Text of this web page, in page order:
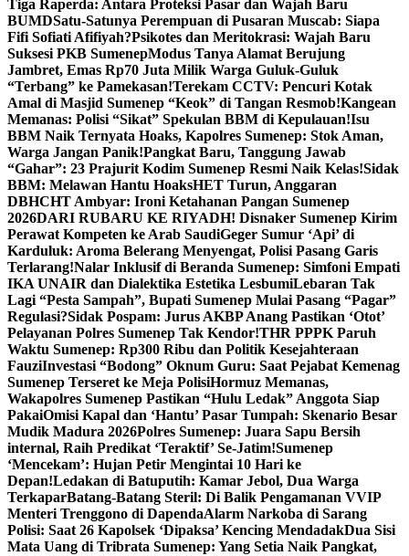
Tiga Raperda: Antara Proteksi Pasar dan Wajah Baru
BUMDSatu-Satunya Perempuan di Pusaran Muscab: Siapa
Fifi Sofiati Afifiyah?Psikotes dan Meritokrasi: Wajah Baru
Suksesi PKB SumenepModus Tanya Alamat Berujung
Jambret, Emas Rp70 Juta Milik Warga Guluk-Guluk
“Terbang” ke Pamekasan!Terekam CCTV: Pencuri Kotak
Amal di Masjid Sumenep “Keok” di Tangan Resmob!Kangean
Memanas: Polisi “Sikat” Spekulan BBM di Kepulauan!Isu
BBM Naik Ternyata Hoaks, Kapolres Sumenep: Stok Aman,
Warga Jangan Panik!Pangkat Baru, Tanggung Jawab
“Gahar”: 23 Prajurit Kodim Sumenep Resmi Naik Kelas!Sidak
BBM: Melawan Hantu HoaksHET Turun, Anggaran
DBHCHT Ambyar: Ironi Ketahanan Pangan Sumenep
2026DARI RUBARU KE RIYADH! Disnaker Sumenep Kirim
Perawat Kompeten ke Arab SaudiGeger Sumur ‘Api’ di
Karduluk: Aroma Belerang Menyengat, Polisi Pasang Garis
Terlarang!Nalar Inklusif di Beranda Sumenep: Simfoni Empati
IKA UNAIR dan Dialektika Estetika LesbumiLebaran Tak
Lagi “Pesta Sampah”, Bupati Sumenep Mulai Pasang “Pagar”
Regulasi?Sidak Pospam: Jurus AKBP Anang Pastikan ‘Otot’
Pelayanan Polres Sumenep Tak Kendor!THR PPPK Paruh
Waktu Sumenep: Rp300 Ribu dan Politik Kesejahteraan
FauziInvestasi “Bodong” Oknum Guru: Saat Pejabat Kemenag
Sumenep Terseret ke Meja PolisiHormuz Memanas,
Wakapolres Sumenep Pastikan “Hulu Ledak” Anggota Siap
PakaiOmisi Kapal dan ‘Hantu’ Pasar Tumpah: Skenario Besar
Mudik Madura 2026Polres Sumenep: Juara Sapu Bersih
internal, Raih Predikat ‘Teraktif’ Se-Jatim!Sumenep
‘Mencekam’: Hujan Petir Mengintai 10 Hari ke
Depan!Ledakan di Batuputih: Kamar Jebol, Dua Warga
TerkaparBatang-Batang Steril: Di Balik Pengamanan VVIP
Menteri Trenggono di DapendaAlarm Narkoba di Sarang
Polisi: Saat 26 Kapolsek ‘Dipaksa’ Kencing MendadakDua Sisi
Mata Uang di Tribrata Sumenep: Yang Setia Naik Pangkat,